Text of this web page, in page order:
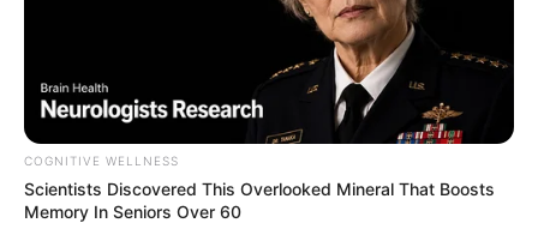
COGNITIVE WELLNESS
Scientists Discovered This Overlooked Mineral That Boosts
Memory In Seniors Over 60